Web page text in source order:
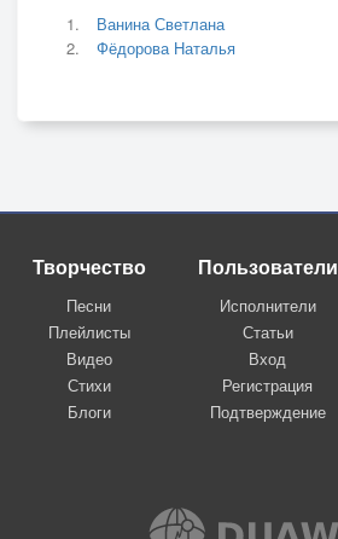
Ванина Светлана
Фёдорова Наталья
Творчество
Песни
Плейлисты
Видео
Стихи
Блоги
Пользователи
Исполнители
Статьи
Вход
Регистрация
Подтверждение